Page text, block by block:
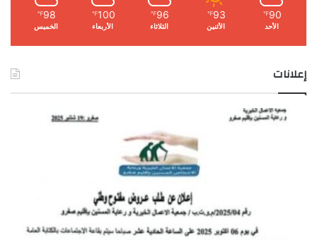
90
℉
الأحد
93
℉
الأثنين
96
℉
الثلاثاء
100
℉
الأربعاء
98
℉
الخميس
إعلانات